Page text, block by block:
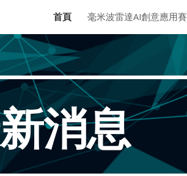
Skip to navigation
首頁 毫米波雷達AI創意應用賽
消息